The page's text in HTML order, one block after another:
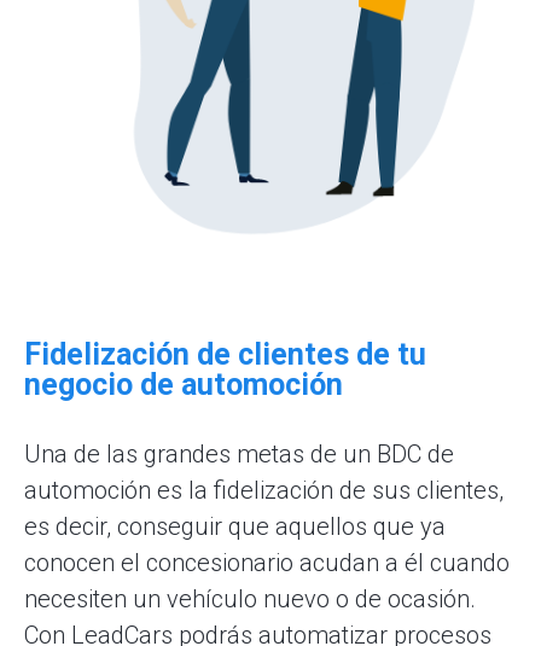
Fidelización de clientes de tu
negocio de automoción
Una de las grandes metas de un BDC de
automoción es la fidelización de sus clientes,
es decir, conseguir que aquellos que ya
conocen el concesionario acudan a él cuando
necesiten un vehículo nuevo o de ocasión.
Con LeadCars podrás automatizar procesos